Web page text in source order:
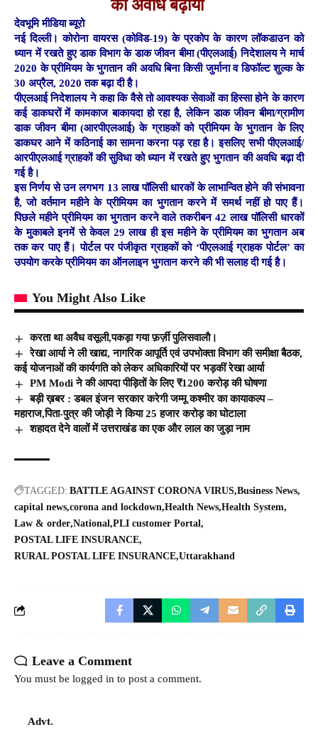
की अवधि बढ़ायी
देवभूमि मीडिया ब्यूरो
नई दिल्ली। कोरोना वायरस (कोविड-19) के प्रकोप के कारण लॉकडाउन को
ध्‍यान में रखते हुए डाक विभाग के डाक जीवन बीमा (पीएलआई) निदेशालय ने मार्च
2020 के प्रीमियम के भुगतान की अवधि बिना किसी जुर्माना व डिफॉल्ट शुल्क के
30 अप्रैल, 2020 तक बढ़ा दी है।
पीएलआई निदेशालय ने कहा कि वैसे तो आवश्यक सेवाओं का हिस्सा होने के कारण
कई डाकघरों में कामकाज बाकायदा हो रहा है, लेकिन डाक जीवन बीमा/ग्रामीण
डाक जीवन बीमा (आरपीएलआई) के ग्राहकों को प्रीमियम के भुगतान के लिए
डाकघर आने में कठिनाई का सामना करना पड़ रहा है। इसलिए सभी पीएलआई/
आरपीएलआई ग्राहकों की सुविधा को ध्‍यान में रखते हुए भुगतान की अवधि बढ़ा दी
गई है।
इस निर्णय से उन लगभग 13 लाख पॉलिसी धारकों के लाभान्वित होने की संभावना
है, जो वर्तमान महीने के प्रीमियम का भुगतान करने में समर्थ नहीं हो पाए हैं।
पिछले महीने प्रीमियम का भुगतान करने वाले तकरीबन 42 लाख पॉलिसी धारकों
के मुकाबले इनमें से केवल 29 लाख ही इस महीने के प्रीमियम का भुगतान अब
तक कर पाए हैं। पोर्टल पर पंजीकृत ग्राहकों को ‘पीएलआई ग्राहक पोर्टल’ का
उपयोग करके प्रीमियम का ऑनलाइन भुगतान करने की भी सलाह दी गई है।
You Might Also Like
करता था अवैध वसूली,पकड़ा गया फ़र्ज़ी पुलिसवालाै।
रेखा आर्या ने ली खाद्य, नागरिक आपूर्ति एवं उपभोक्ता विभाग की समीक्षा बैठक,
कई योजनाओं की कार्यगति को लेकर अधिकारियों पर भड़कीं रेखा आर्या
PM Modi ने की आपदा पीड़ितों के लिए ₹1200 करोड़ की घोषणा
बड़ी ख़बर : डबल इंजन सरकार करेगी जम्मू कश्मीर का कायाकल्प –
महाराज,पिता-पुत्र की जोड़ी ने किया 25 हजार करोड़ का घोटाला
शहादत देने वालों में उत्तराखंड का एक और लाल का जुड़ा नाम
TAGGED: BATTLE AGAINST CORONA VIRUS Business News
capital news corona and lockdown Health News Health System
Law & order National PLI customer Portal
POSTAL LIFE INSURANCE
RURAL POSTAL LIFE INSURANCE Uttarakhand
Leave a Comment
You must be logged in to post a comment.
Advt.